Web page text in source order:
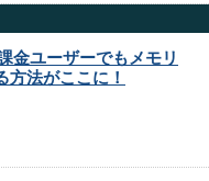
金ユーザーでもメモリ
方法がここに！